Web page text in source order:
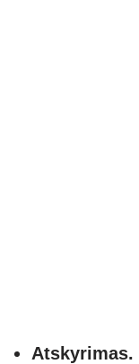
Atskyrimas.